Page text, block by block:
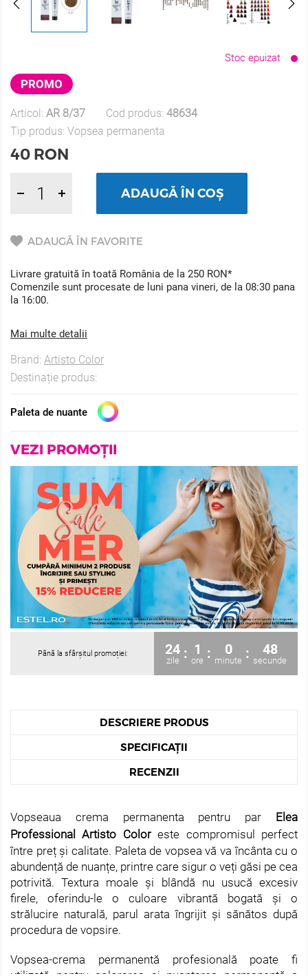
Stoc epuizat
PROMO
Articol: AR 8/37 Cod produs: 48634
Tip produs: Vopsea permanenta
40 RON
ADAUGĂ ÎN COȘ
ADAUGĂ ÎN FAVORITE
Livrare gratuită în toată România de la 250 RON*
Comenzile sunt procesate de luni pana vineri, de la 08:30 pana
la 16:00.
Mai multe detalii
Brand: Artisto Color
Destinație produs:
Paleta de nuante
VEZI PROMOȚII
Până la sfârșitul promoției: 24
zile : 1
ore : 0
minute : 48
secunde
DESCRIERE PRODUS
SPECIFICAȚII
RECENZII
Vopseaua crema permanenta pentru par Elea
Professional Artisto Coloreste compromisul perfect
între preț și calitate. Paleta de vopsea vă va încânta cu o
abundență de nuanțe, printre care sigur o veți găsi pe cea
potrivită. Textura moale și blândă nu usucă excesiv
firele, oferindu-le o culoare vibrantă bogată și o
strălucire naturală, parul arata îngrijit și sănătos după
procedura de vopsire.
Vopsea-crema permanentă profesională poate fi